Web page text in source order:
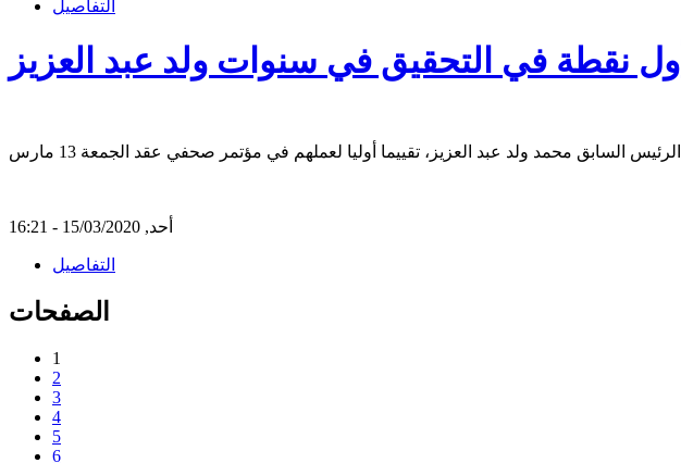
التفاصيل
أول نقطة في التحقيق في سنوات ولد عبد العزيز
أحد, 15/03/2020 - 16:21
التفاصيل
الصفحات
1
2
3
4
5
6